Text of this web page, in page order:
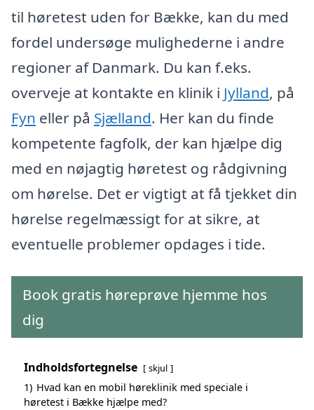
til høretest uden for Bække, kan du med
fordel undersøge mulighederne i andre
regioner af Danmark. Du kan f.eks.
overveje at kontakte en klinik i Jylland, på
Fyn eller på Sjælland. Her kan du finde
kompetente fagfolk, der kan hjælpe dig
med en nøjagtig høretest og rådgivning
om hørelse. Det er vigtigt at få tjekket din
hørelse regelmæssigt for at sikre, at
eventuelle problemer opdages i tide.
Book gratis høreprøve hjemme hos
dig
Indholdsfortegnelse skjul
1) Hvad kan en mobil høreklinik med speciale i
høretest i Bække hjælpe med?